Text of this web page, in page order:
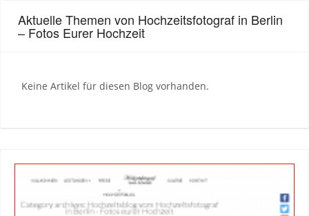
Aktuelle Themen von Hochzeitsfotograf in Berlin
– Fotos Eurer Hochzeit
Keine Artikel für diesen Blog vorhanden.